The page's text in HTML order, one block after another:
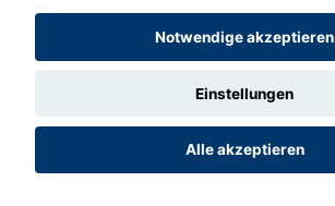
Notwendige akzeptieren
Einstellungen
Alle akzeptieren